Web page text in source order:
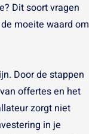
Dit soort vragen
moeite waard om
Door de stappen
offertes en het
zorgt niet
in je